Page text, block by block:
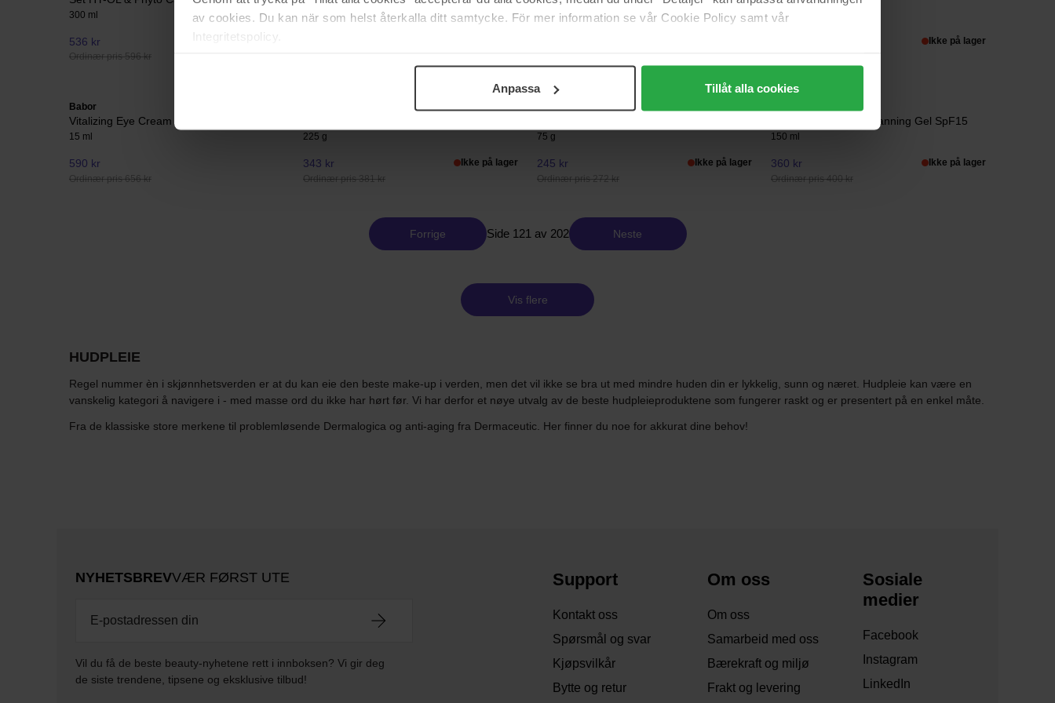
av cookies. Du kan när som helst återkalla ditt samtycke. För mer information se vår Cookie Policy samt vår
Integritetspolicy.
Anpassa Tillåt alla cookies
300 ml
536 kr
Ordinær pris 596 kr
Body Lotion250 ml 150 ml 30 ml
Ikke på lager
Babor
Vitalizing Eye Cream
15 ml
590 kr
Ordinær pris 656 kr
225 g
343 kr
Ordinær pris 381 kr
Ikke på lager
Bali Body
75 g
245 kr
Ordinær pris 272 kr
Ikke på lager
Bronze Shimmering Tanning Gel SpF15
150 ml
360 kr
Ordinær pris 400 kr
Ikke på lager
Forrige Side 121 av 202 Neste
Vis flere
HUDPLEIE
Regel nummer èn i skjønnhetsverden er at du kan eie den beste make-up i verden, men det vil ikke se bra ut med mindre huden din er lykkelig, sunn og næret. Hudpleie kan være en
vanskelig kategori å navigere i - med masse ord du ikke har hørt før. Vi har derfor et nøye utvalg av de beste hudpleieproduktene som fungerer raskt og er presentert på en enkel måte.
Fra de klassiske store merkene til problemløsende Dermalogica og anti-aging fra Dermaceutic. Her finner du noe for akkurat dine behov!
NYHETSBREVVÆR FØRST UTE
Vil du få de beste beauty-nyhetene rett i innboksen? Vi gir deg
de siste trendene, tipsene og eksklusive tilbud!
Support
Kontakt oss
Spørsmål og svar
Kjøpsvilkår
Bytte og retur
Om oss
Om oss
Samarbeid med oss
Bærekraft og miljø
Frakt og levering
Sosiale
medier
Facebook
Instagram
LinkedIn